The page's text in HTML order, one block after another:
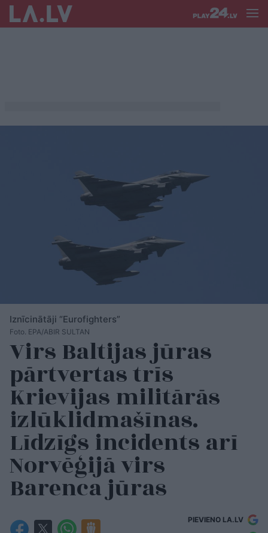
Iznīcinātāji “Eurofighters”
Foto. EPA/ABIR SULTAN
Virs Baltijas jūras
pārtvertas trīs
Krievijas militārās
izlūklidmašīnas.
Līdzīgs incidents arī
Norvēģijā virs
Barenca jūras
PIEVIENO LA.LV